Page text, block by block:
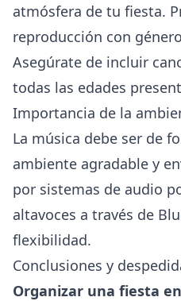
atmósfera de tu fiesta.
reproducción con
Asegúrate de incluir
todas las edades
Importancia de la
La música debe ser de
ambiente agradable y
por sistemas de audio
altavoces a través de
flexibilidad.
Conclusiones y
Organizar una fiesta